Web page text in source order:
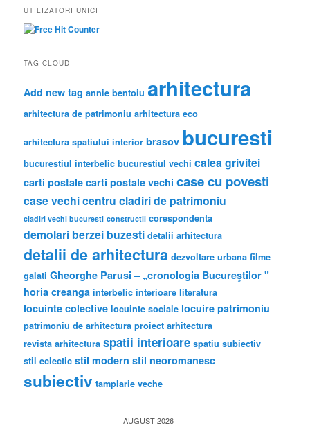
r
c
h
UTILIZATORI UNICI
TAG CLOUD
Add new tag annie bentoiu arhitectura
arhitectura de patrimoniu arhitectura eco
arhitectura spatiului interior brasov bucuresti
bucurestiul interbelic bucurestiul vechi calea grivitei
carti postale carti postale vechi case cu povesti
case vechicentru cladiri de patrimoniu
cladiri vechi bucuresti constructii corespondenta
demolari berzei buzesti detalii arhitectura
detalii de arhitectura dezvoltare urbana filme
galati Gheorghe Parusi – „cronologia Bucureştilor "
horia creanga interbelic interioare literatura
locuinte colective locuinte sociale locuire patrimoniu
patrimoniu de arhitectura proiect arhitectura
revista arhitectura spatii interioare spatiu subiectiv
stil eclectic stil modern stil neoromanesc
subiectiv tamplarie veche
AUGUST 2026